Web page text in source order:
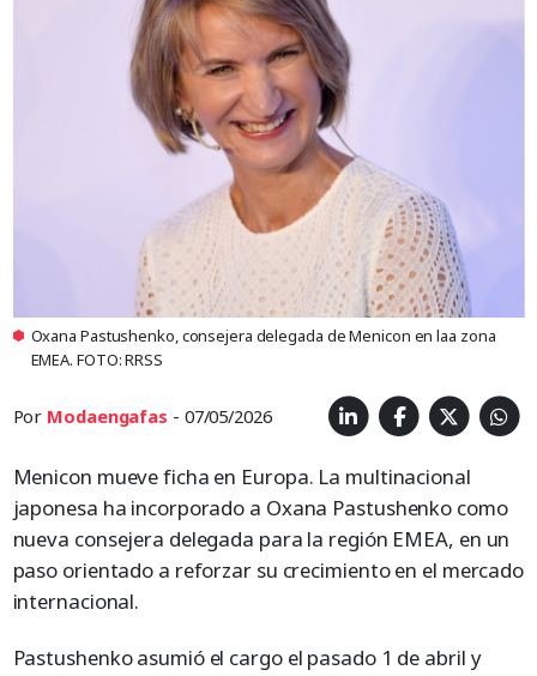
Oxana Pastushenko, consejera delegada de Menicon en laa zona
EMEA. FOTO: RRSS
Por Modaengafas - 07/05/2026
Menicon mueve ficha en Europa. La multinacional
japonesa ha incorporado a Oxana Pastushenko como
nueva consejera delegada para la región EMEA, en un
paso orientado a reforzar su crecimiento en el mercado
internacional.
Pastushenko asumió el cargo el pasado 1 de abril y